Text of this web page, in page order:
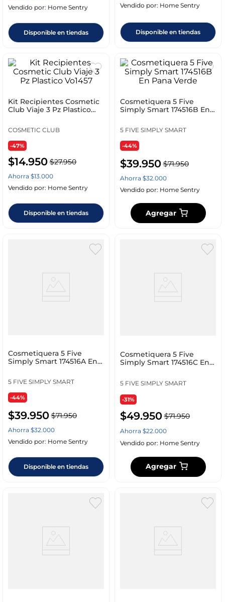
Vendido por: Home Sentry
Disponible en tiendas
Vendido por: Home Sentry
Disponible en tiendas
Kit Recipientes Cosmetic
Club Viaje 3 Pz Plastico
COSMETIC CLUB
-47%
$14.950 $27.950
Ahorra $13.000
Vendido por: Home Sentry
Disponible en tiendas
Cosmetiquera 5 Five
Simply Smart 174516B En
5 FIVE SIMPLY SMART
-44%
$39.950 $71.950
Ahorra $32.000
Vendido por: Home Sentry
Agregar
Cosmetiquera 5 Five
Simply Smart 174516A En
5 FIVE SIMPLY SMART
-44%
$39.950 $71.950
Ahorra $32.000
Vendido por: Home Sentry
Disponible en tiendas
Cosmetiquera 5 Five
Simply Smart 174516C En
5 FIVE SIMPLY SMART
-31%
$49.950 $71.950
Ahorra $22.000
Vendido por: Home Sentry
Agregar